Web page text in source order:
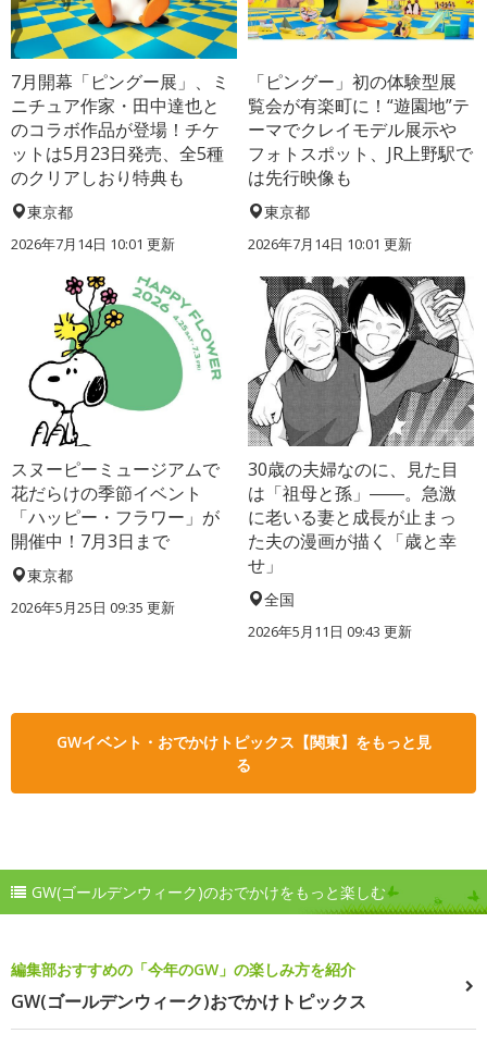
7月開幕「ピングー展」、ミ
ニチュア作家・田中達也と
のコラボ作品が登場！チケ
ットは5月23日発売、全5種
のクリアしおり特典も
東京都
2026年7月14日 10:01 更新
「ピングー」初の体験型展
覧会が有楽町に！“遊園地”テ
ーマでクレイモデル展示や
フォトスポット、JR上野駅で
は先行映像も
東京都
2026年7月14日 10:01 更新
スヌーピーミュージアムで
花だらけの季節イベント
「ハッピー・フラワー」が
開催中！7月3日まで
東京都
2026年5月25日 09:35 更新
30歳の夫婦なのに、見た目
は「祖母と孫」――。急激
に老いる妻と成長が止まっ
た夫の漫画が描く「歳と幸
せ」
全国
2026年5月11日 09:43 更新
GWイベント・おでかけトピックス【関東】をもっと見
る
GW(ゴールデンウィーク)のおでかけをもっと楽しむ
編集部おすすめの「今年のGW」の楽しみ方を紹介
GW(ゴールデンウィーク)おでかけトピックス